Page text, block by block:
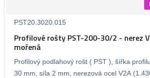
PST20.3020.015
Profilové rošty PST-200-30/2 - nerez
mořená
Profilový podlahový rošt ( PST ), šířka
30 mm, síla 2 mm, nerezová ocel V2A